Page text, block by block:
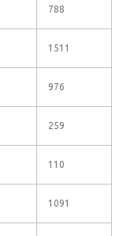
788
1511
976
259
110
1091